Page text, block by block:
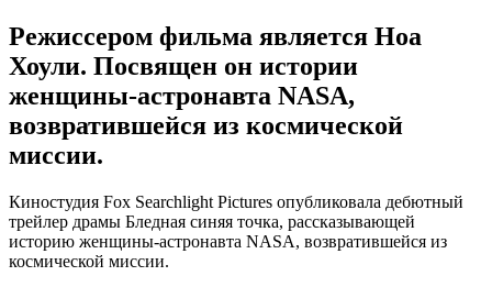
Режиссером фильма является Ноа
Хоули. Посвящен он истории
женщины-астронавта NASA,
возвратившейся из космической
миссии.
Киностудия Fox Searchlight Pictures опубликовала дебютный
трейлер драмы Бледная синяя точка, рассказывающей
историю женщины-астронавта NASA, возвратившейся из
космической миссии.